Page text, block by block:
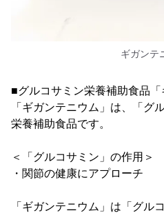
ギガンテ
■グルコサミン栄養補助食品「
「ギガンテニウム」は、「グ
栄養補助食品です。
＜「グルコサミン」の作用＞
・関節の健康にアプローチ
「ギガンテニウム」は「グル